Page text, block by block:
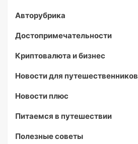
Авторубрика
Достопримечательности
Криптовалюта и бизнес
Новости для путешественников
Новости плюс
Питаемся в путешествии
Полезные советы